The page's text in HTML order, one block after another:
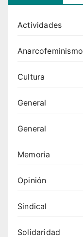
Actividades
Anarcofeminismo
Cultura
General
General
Memoria
Opinión
Sindical
Solidaridad